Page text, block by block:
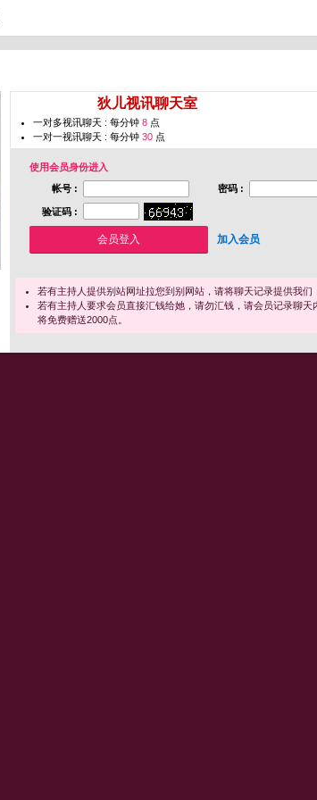
狄儿视讯聊天室
一对多视讯聊天 : 每分钟 8 点
一对一视讯聊天 : 每分钟 30 点
使用会员身份进入
帐号 :
密码 :
验证码 :
加入会员
若有主持人提供别站网址拉您到别网站，请将聊天记录提供我们
若有主持人要求会员直接汇钱给她，请勿汇钱，请会员记录聊
将免费赠送2000点。